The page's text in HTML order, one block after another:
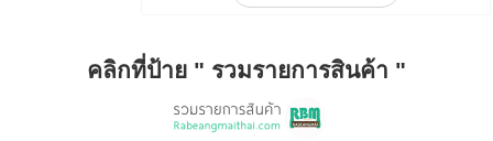
คลิกที่ป้าย " รวมรายการสินค้า "